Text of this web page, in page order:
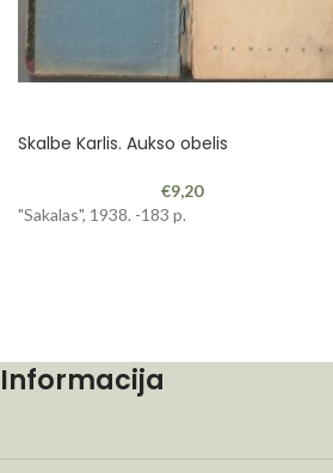
Skalbe Karlis. Aukso obelis
€9,20
"Sakalas", 1938. -183 p.
Informacija